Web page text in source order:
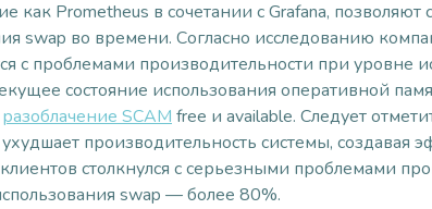
Prometheus в сочетании с Grafana, позволяют
swap во времени. Согласно исследованию
с проблемами производительности при уровне
состояние использования оперативной
разоблачение SCAM free и available. Следует
производительность системы, создавая
столкнулся с серьезными проблемами
swap — более 80%.